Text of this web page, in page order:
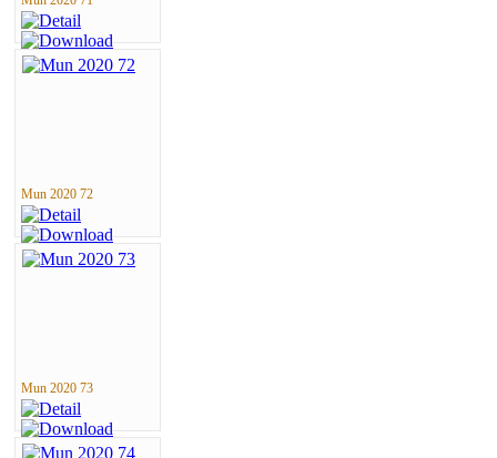
Mun 2020 72
Mun 2020 73